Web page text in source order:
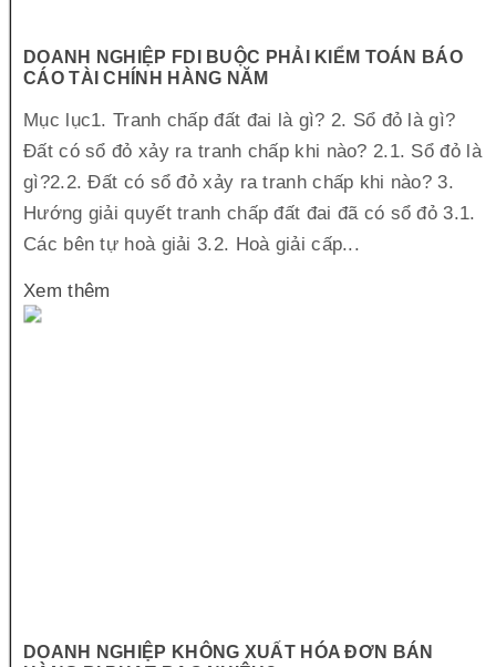
DOANH NGHIỆP FDI BUỘC PHẢI KIỂM TOÁN BÁO
CÁO TÀI CHÍNH HÀNG NĂM
Mục lục1. Tranh chấp đất đai là gì? 2. Sổ đỏ là gì?
Đất có sổ đỏ xảy ra tranh chấp khi nào? 2.1. Sổ đỏ là
gì?2.2. Đất có sổ đỏ xảy ra tranh chấp khi nào? 3.
Hướng giải quyết tranh chấp đất đai đã có sổ đỏ 3.1.
Các bên tự hoà giải 3.2. Hoà giải cấp...
Xem thêm
DOANH NGHIỆP KHÔNG XUẤT HÓA ĐƠN BÁN